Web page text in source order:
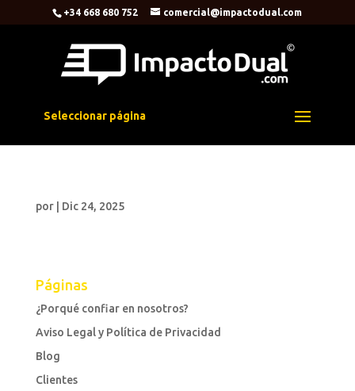
+34 668 680 752 comercial@impactodual.com
Seleccionar página
por Dic 24, 2025
Páginas
¿Porqué confiar en nosotros?
Aviso Legal y Política de Privacidad
Blog
Clientes